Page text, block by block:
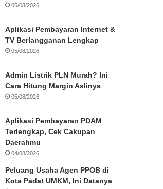
05/08/2026
Aplikasi Pembayaran Internet &
TV Berlangganan Lengkap
05/08/2026
Admin Listrik PLN Murah? Ini
Cara Hitung Margin Aslinya
05/08/2026
Aplikasi Pembayaran PDAM
Terlengkap, Cek Cakupan
Daerahmu
04/08/2026
Peluang Usaha Agen PPOB di
Kota Padat UMKM, Ini Datanya